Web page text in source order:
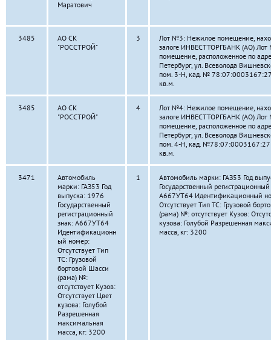
Маратович
3485
АО СК
"РОССТРОЙ"
3
Лот №3: Нежилое помещение,
залоге ИНВЕСТТОРГБАНК (АО)
помещение, расположенное по
Петербург, ул. Всеволода
пом. 3-Н, кад. №
кв.м.
3485
АО СК
"РОССТРОЙ"
4
Лот №4: Нежилое помещение,
залоге ИНВЕСТТОРГБАНК (АО)
помещение, расположенное по
Петербург, ул. Всеволода
пом. 4-Н, кад.
кв.м.
3471
Автомобиль
марки: ГАЗ53 Год
выпуска: 1976
Государственный
регистрационный
знак: А667УТ64
Идентификационн
ый номер:
Отсутствует Тип
ТС: Грузовой
бортовой Шасси
(рама) №:
отсутствует Кузов:
Отсутствует Цвет
кузова: Голубой
Разрешенная
максимальная
масса, кг: 3200
1
Автомобиль марки: ГАЗ53 Год
Государственный
А667УТ64 Идентификационный
Отсутствует Тип ТС: Грузовой
(рама) №: отсутствует Кузов:
кузова: Голубой Разрешенная
масса, кг: 3200